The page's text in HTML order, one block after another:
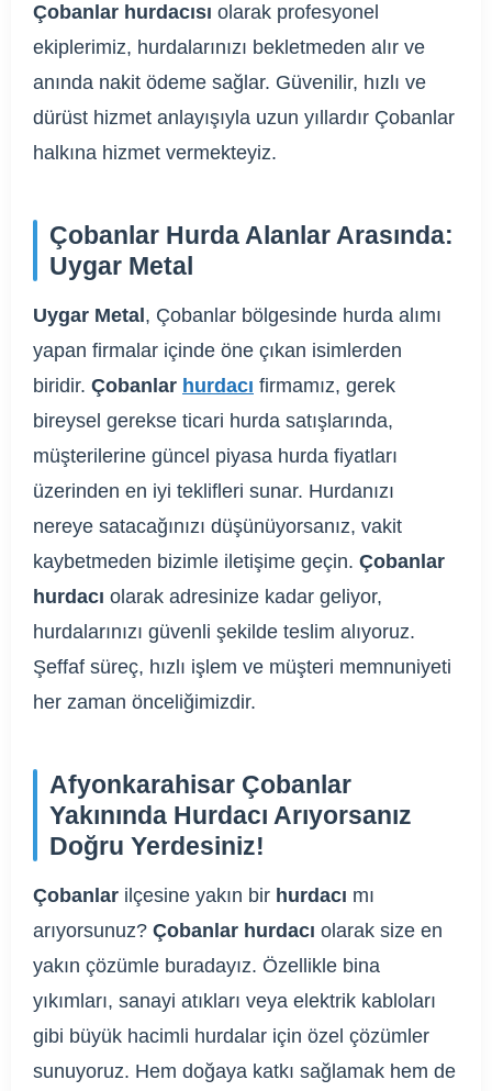
Çobanlar hurdacısı olarak profesyonel
ekiplerimiz, hurdalarınızı bekletmeden alır ve
anında nakit ödeme sağlar. Güvenilir, hızlı ve
dürüst hizmet anlayışıyla uzun yıllardır Çobanlar
halkına hizmet vermekteyiz.
Çobanlar Hurda Alanlar Arasında:
Uygar Metal
Uygar Metal , Çobanlar bölgesinde hurda alımı
yapan firmalar içinde öne çıkan isimlerden
biridir. Çobanlar hurdacı firmamız, gerek
bireysel gerekse ticari hurda satışlarında,
müşterilerine güncel piyasa hurda fiyatları
üzerinden en iyi teklifleri sunar. Hurdanızı
nereye satacağınızı düşünüyorsanız, vakit
kaybetmeden bizimle iletişime geçin. Çobanlar
hurdacı olarak adresinize kadar geliyor,
hurdalarınızı güvenli şekilde teslim alıyoruz.
Şeffaf süreç, hızlı işlem ve müşteri memnuniyeti
her zaman önceliğimizdir.
Afyonkarahisar Çobanlar
Yakınında Hurdacı Arıyorsanız
Doğru Yerdesiniz!
Çobanlar ilçesine yakın bir hurdacı mı
arıyorsunuz? Çobanlar hurdacı olarak size en
yakın çözümle buradayız. Özellikle bina
yıkımları, sanayi atıkları veya elektrik kabloları
gibi büyük hacimli hurdalar için özel çözümler
sunuyoruz. Hem doğaya katkı sağlamak hem de